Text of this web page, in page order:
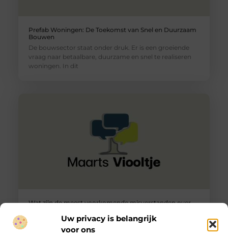
Uw privacy is belangrijk
voor ons
Prefab Woningen: De Toekomst van Snel en Duurzaam
Bouwen
De bouwsector staat onder druk. Er is een groeiende
vraag naar betaalbare, duurzame en snel te realiseren
woningen. In dit
Wat zijn de meest voorkomende misverstanden over
Keukenapparatuur is een integraal onderdeel van ons
dagelijks leven. Van het bereiden van maaltijden tot het